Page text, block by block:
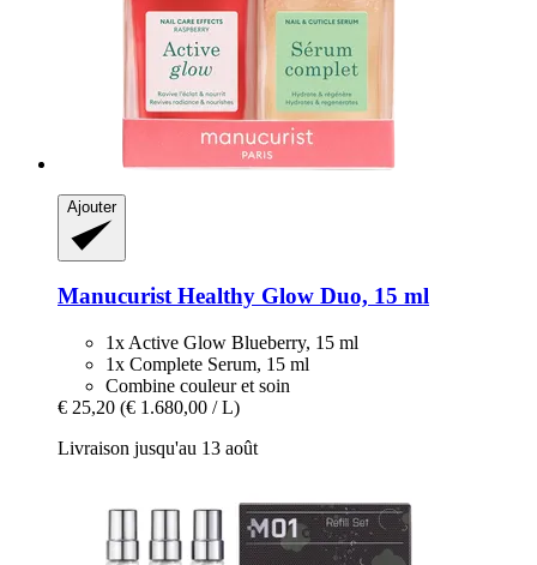
Ajouter
ManucuristHealthy Glow Duo, 15 ml
1x Active Glow Blueberry, 15 ml
1x Complete Serum, 15 ml
Combine couleur et soin
€ 25,20 (€ 1.680,00 / L)
Livraison jusqu'au 13 août